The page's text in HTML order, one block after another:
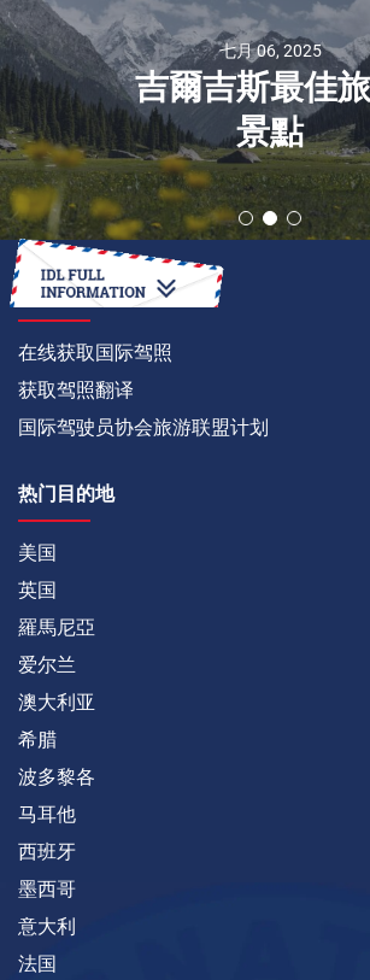
七月 06, 2025
吉爾吉斯最佳
景點
如何
在线获取国际驾照
获取驾照翻译
国际驾驶员协会旅游联盟计划
热门目的地
美国
英国
羅馬尼亞
爱尔兰
澳大利亚
希腊
波多黎各
马耳他
西班牙
墨西哥
意大利
法国